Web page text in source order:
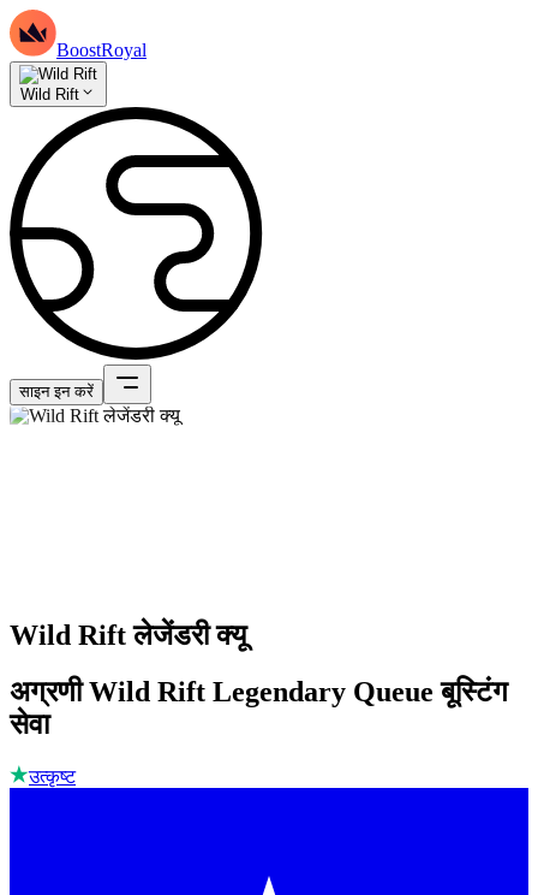
BoostRoyal
Wild Rift
साइन इन करें
Wild Rift लेजेंडरी क्यू
अग्रणी Wild Rift Legendary Queue बूस्टिंग
सेवा
उत्कृष्ट